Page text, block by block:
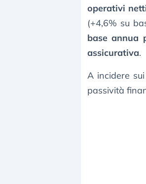
operativi
(+4,6% su
base annua
assicurativa.
A incidere
passività